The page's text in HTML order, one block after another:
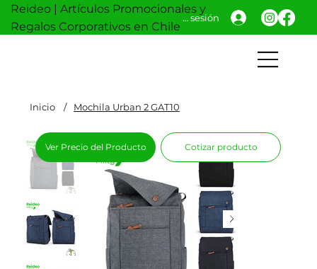
Reideo | Artículos Promocionales y
Regalos Corporativos en Chile
Iniciar sesión
Inicio / Mochila Urban 2 GAT10
Ver Precio del Producto Cotizar producto